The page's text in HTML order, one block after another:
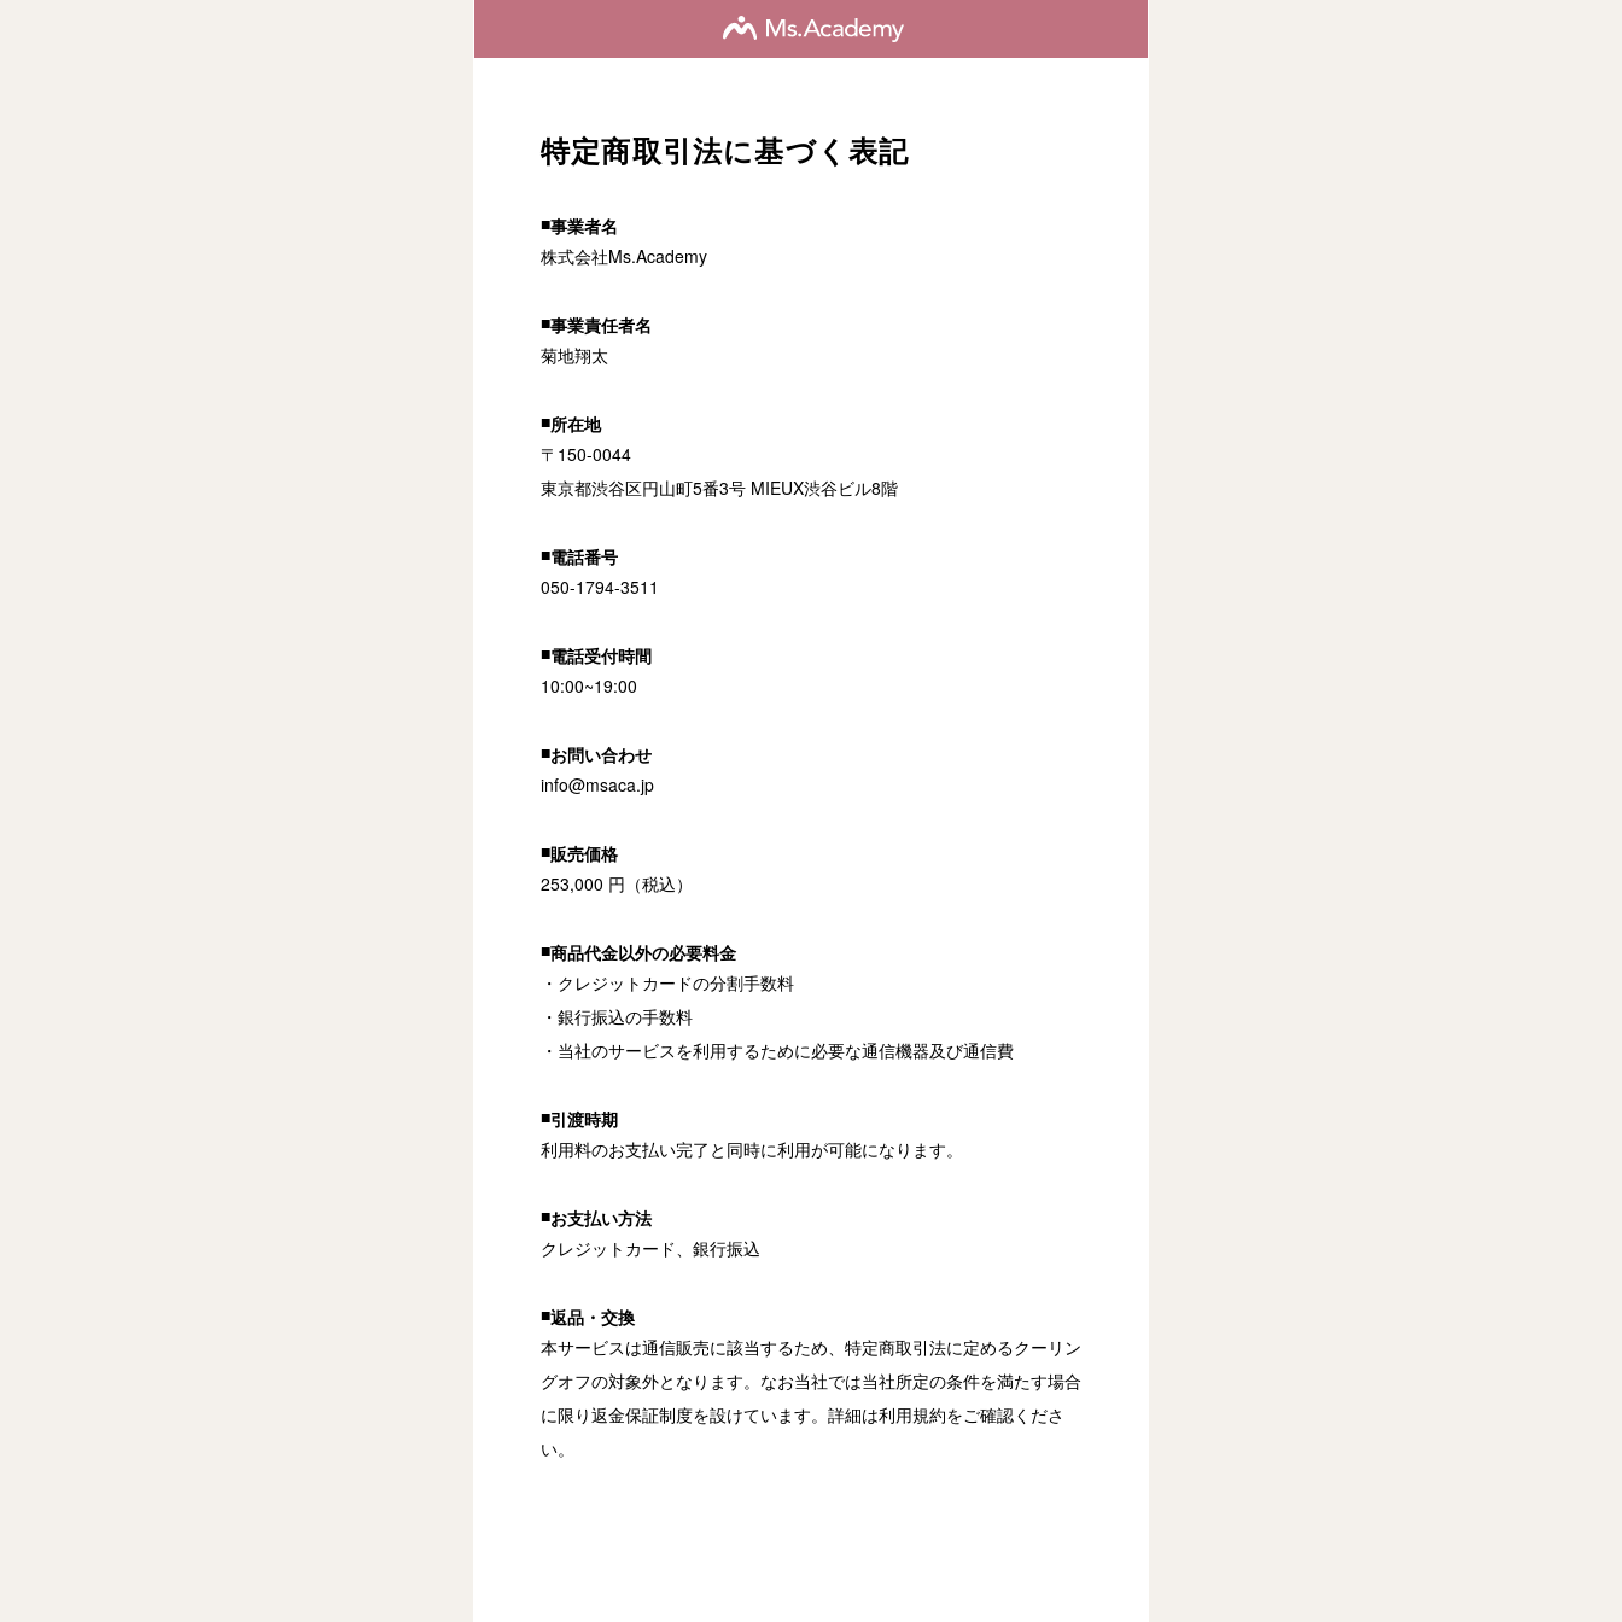
特定商取引法に基づく表記
事業者名
株式会社Ms.Academy
事業責任者名
菊地翔太
所在地
〒150-0044
東京都渋谷区円山町5番3号 MIEUX渋谷ビル8階
電話番号
050-1794-3511
電話受付時間
10:00~19:00
お問い合わせ
info@msaca.jp
販売価格
253,000 円（税込）
商品代金以外の必要料金
・クレジットカードの分割手数料
・銀行振込の手数料
・当社のサービスを利用するために必要な通信機器及び通信費
引渡時期
利用料のお支払い完了と同時に利用が可能になります。
お支払い方法
クレジットカード、銀行振込
返品・交換
本サービスは通信販売に該当するため、特定商取引法に定めるクーリン
グオフの対象外となります。なお当社では当社所定の条件を満たす場合
に限り返金保証制度を設けています。詳細は利用規約をご確認くださ
い。